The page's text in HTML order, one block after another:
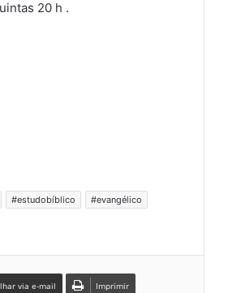
20 h .
#estudobíblico
#evangélico
via e-mail Imprimir